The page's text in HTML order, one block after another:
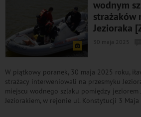
wodnym
strażaków
Jezioraka
30 maja 2025
W piątkowy poranek, 30 maja 2025 roku,
strażacy interweniowali na przesmyku
miejscu wodnego szlaku pomiędzy jeziorem
Jeziorakiem, w rejonie ul. Konstytucji 3 Maja